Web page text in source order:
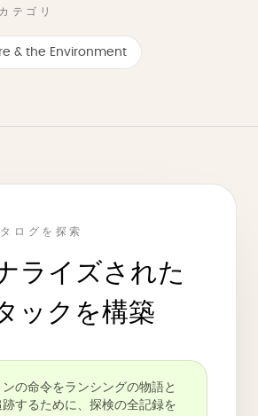
テゴリ
& the Environment
ログを探索
ライズされた
ックを構築
の命令をランシングの物語と
するために、探検の全記録を